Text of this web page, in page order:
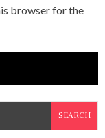
browser for the